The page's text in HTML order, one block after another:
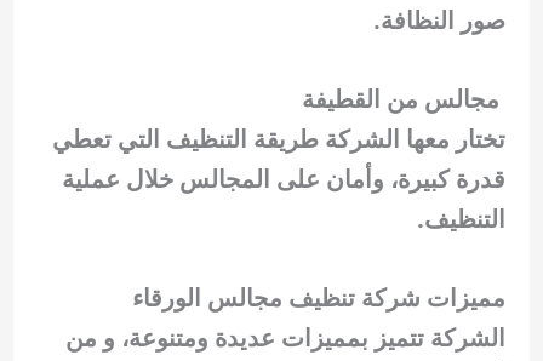
صور النظافة.
مجالس من القطيفة
تختار معها الشركة طريقة التنظيف التي تعطي
قدرة كبيرة، وأمان على المجالس خلال عملية
التنظيف.
مميزات شركة تنظيف مجالس الورقاء
الشركة تتميز بمميزات عديدة ومتنوعة، و من